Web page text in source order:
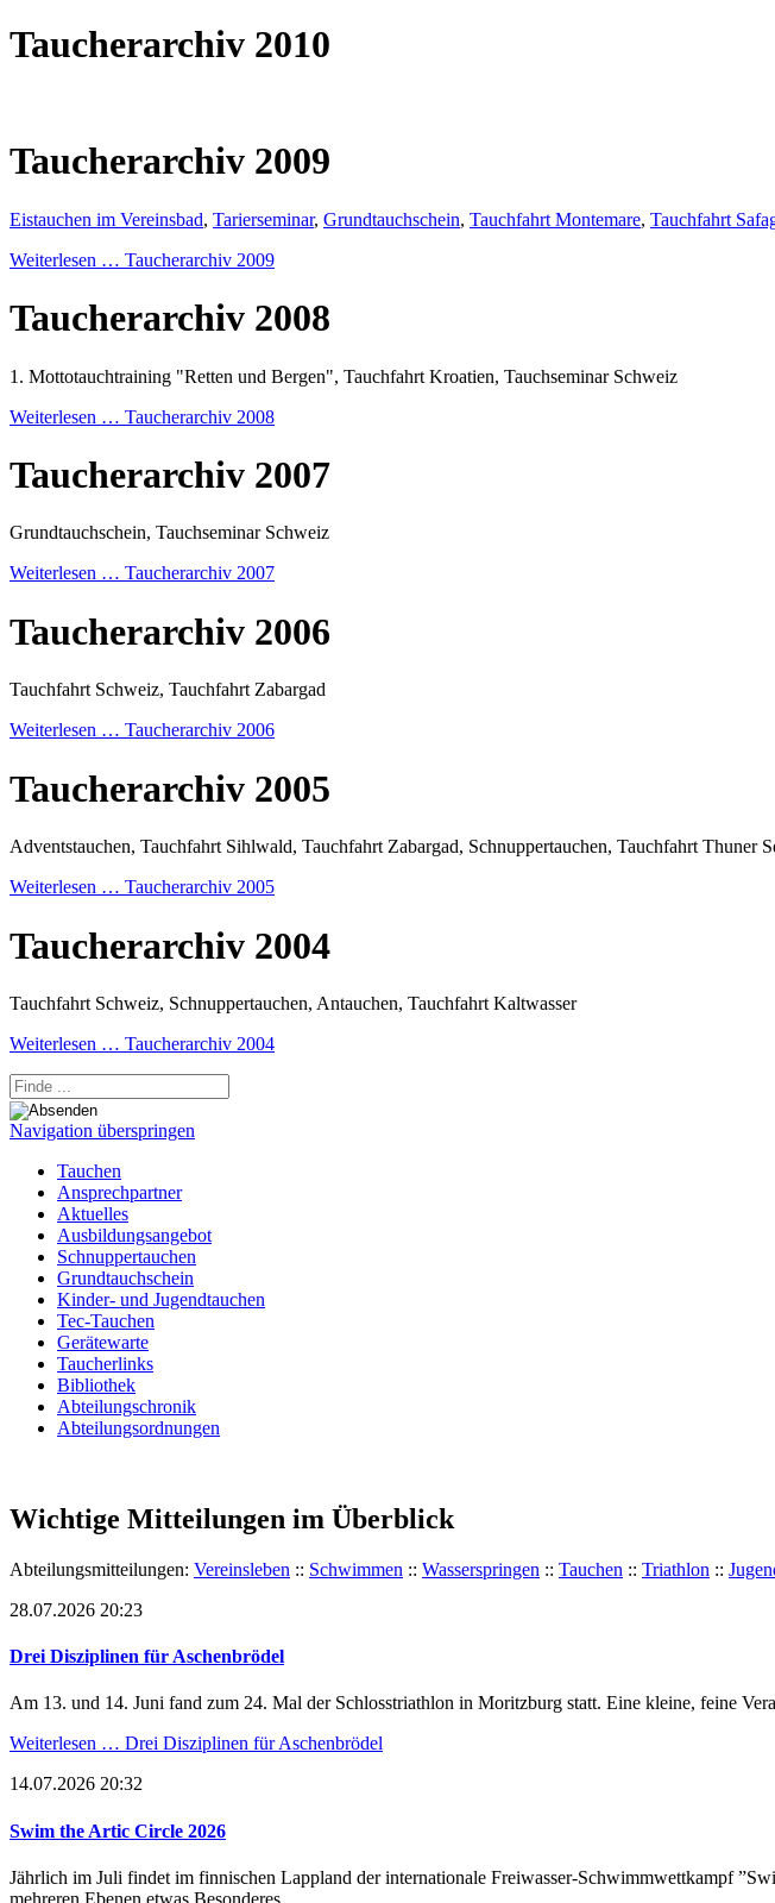
Taucherarchiv 2010
Taucherarchiv 2009
Eistauchen im Vereinsbad, Tarierseminar, Grundtauchschein, Tauchfahrt Montemare, Tauchfahrt
Weiterlesen … Taucherarchiv 2009
Taucherarchiv 2008
1. Mottotauchtraining "Retten und Bergen", Tauchfahrt Kroatien, Tauchseminar Schweiz
Weiterlesen … Taucherarchiv 2008
Taucherarchiv 2007
Grundtauchschein, Tauchseminar Schweiz
Weiterlesen … Taucherarchiv 2007
Taucherarchiv 2006
Tauchfahrt Schweiz, Tauchfahrt Zabargad
Weiterlesen … Taucherarchiv 2006
Taucherarchiv 2005
Adventstauchen, Tauchfahrt Sihlwald, Tauchfahrt Zabargad, Schnuppertauchen, Tauchfahrt Thuner
Weiterlesen … Taucherarchiv 2005
Taucherarchiv 2004
Tauchfahrt Schweiz, Schnuppertauchen, Antauchen, Tauchfahrt Kaltwasser
Weiterlesen … Taucherarchiv 2004
Navigation überspringen
Tauchen
Ansprechpartner
Aktuelles
Ausbildungsangebot
Schnuppertauchen
Grundtauchschein
Kinder- und Jugendtauchen
Tec-Tauchen
Gerätewarte
Taucherlinks
Bibliothek
Abteilungschronik
Abteilungsordnungen
Wichtige Mitteilungen im Überblick
Abteilungsmitteilungen: Vereinsleben :: Schwimmen :: Wasserspringen :: Tauchen :: Triathlon ::
28.07.2026 20:23
Drei Disziplinen für Aschenbrödel
Am 13. und 14. Juni fand zum 24. Mal der Schlosstriathlon in Moritzburg statt. Eine kleine, feine
Weiterlesen … Drei Disziplinen für Aschenbrödel
14.07.2026 20:32
Swim the Artic Circle 2026
Jährlich im Juli findet im finnischen Lappland der internationale Freiwasser-Schwimmwettkampf
mehreren Ebenen etwas Besonderes.